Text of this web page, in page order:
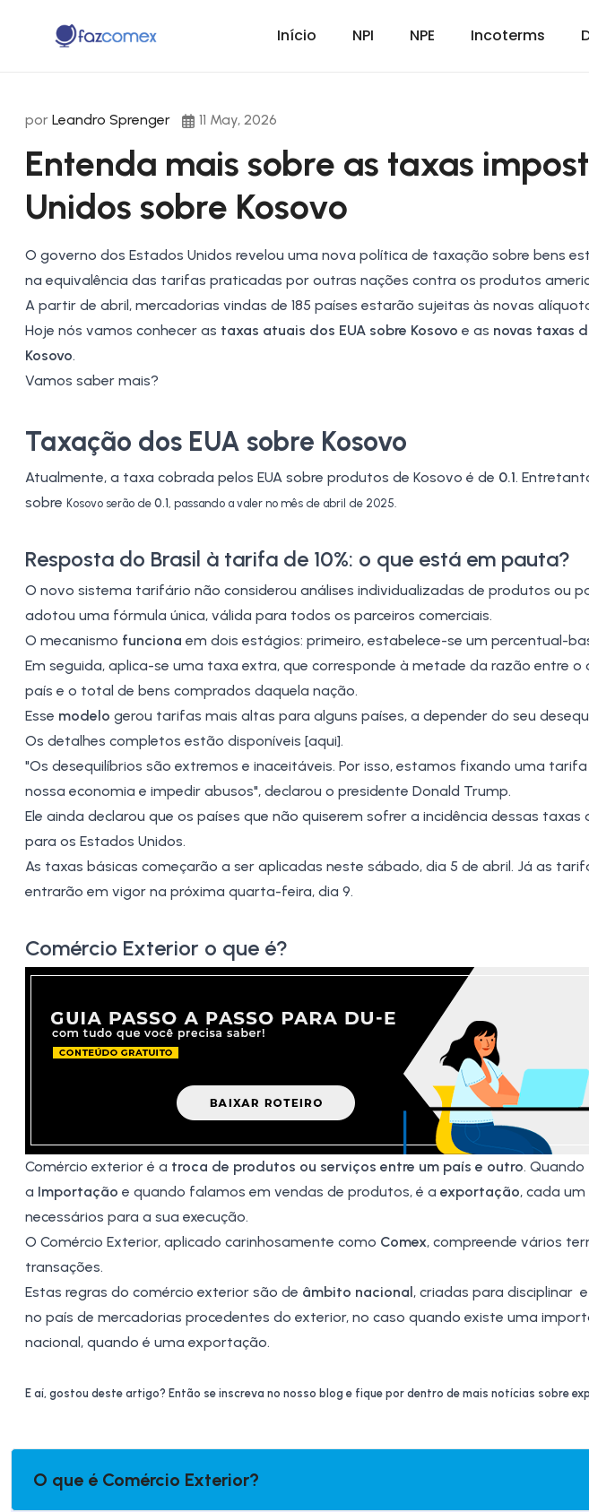
Início NPI NPE Incoterms
por Leandro Sprenger 11 May, 2026
Entenda mais sobre as taxas
Unidos sobre Kosovo
O governo dos Estados Unidos revelou uma nova política de taxação sobre bens
na equivalência das tarifas praticadas por outras nações contra os produtos
A partir de abril, mercadorias vindas de 185 países estarão sujeitas às novas
Hoje nós vamos conhecer as taxas atuais dos EUA sobre Kosovo e as novas taxas
Kosovo.
Vamos saber mais?
Taxação dos EUA sobre Kosovo
Atualmente, a taxa cobrada pelos EUA sobre produtos de Kosovo é de 0.1.
sobre Kosovo serão de 0.1, passando a valer no mês de abril de 2025.
Resposta do Brasil à tarifa de 10%: o que está em pauta?
O novo sistema tarifário não considerou análises individualizadas de produtos ou
adotou uma fórmula única, válida para todos os parceiros comerciais.
O mecanismo funciona em dois estágios: primeiro, estabelece-se um percentual-
Em seguida, aplica-se uma taxa extra, que corresponde à metade da razão entre o
país e o total de bens comprados daquela nação.
Esse modelo gerou tarifas mais altas para alguns países, a depender do seu
Os detalhes completos estão disponíveis [aqui].
"Os desequilíbrios são extremos e inaceitáveis. Por isso, estamos fixando uma
nossa economia e impedir abusos", declarou o presidente Donald Trump.
Ele ainda declarou que os países que não quiserem sofrer a incidência dessas
para os Estados Unidos.
As taxas básicas começarão a ser aplicadas neste sábado, dia 5 de abril. Já as
entrarão em vigor na próxima quarta-feira, dia 9.
Comércio Exterior o que é?
Comércio exterior é a troca de produtos ou serviços entre um país e outro.
a Importação e quando falamos em vendas de produtos, é a exportação, cada
necessários para a sua execução.
O Comércio Exterior, aplicado carinhosamente como Comex, compreende vários
transações.
Estas regras do comércio exterior são de âmbito nacional, criadas para disciplinar
no país de mercadorias procedentes do exterior, no caso quando existe uma
nacional, quando é uma exportação.
E aí, gostou deste artigo? Então se inscreva no nosso blog e fique por dentro de mais notícias sobre
O que é Comércio Exterior?